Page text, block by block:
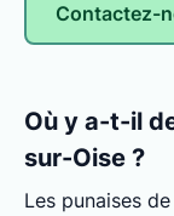
Contactez-
Où y a-t-il
sur-Oise ?
Les punaises